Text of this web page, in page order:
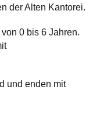
der Alten Kantorei.
0 bis 6 Jahren.
und enden mit